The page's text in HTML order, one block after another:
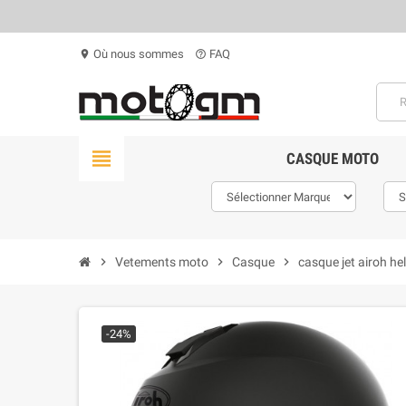
location_on Où nous sommes help_outline FAQ
view_headline CASQUE MOTO
chevron_right Vetements moto chevron_right Casque chevron_right casque jet airoh
-24%